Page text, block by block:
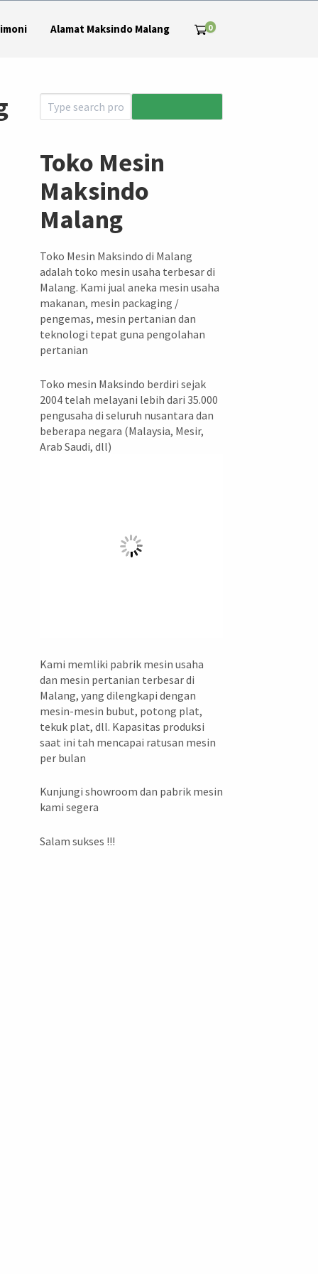
Alamat Maksindo Malang 0
Toko Mesin
Maksindo
Malang
Toko Mesin Maksindo di Malang
adalah toko mesin usaha terbesar di
Malang. Kami jual aneka mesin usaha
makanan, mesin packaging /
pengemas, mesin pertanian dan
teknologi tepat guna pengolahan
pertanian
Toko mesin Maksindo berdiri sejak
2004 telah melayani lebih dari 35.000
pengusaha di seluruh nusantara dan
beberapa negara (Malaysia, Mesir,
Arab Saudi, dll)
Kami memliki pabrik mesin usaha
dan mesin pertanian terbesar di
Malang, yang dilengkapi dengan
mesin-mesin bubut, potong plat,
tekuk plat, dll. Kapasitas produksi
saat ini tah mencapai ratusan mesin
per bulan
Kunjungi showroom dan pabrik mesin
kami segera
Salam sukses !!!